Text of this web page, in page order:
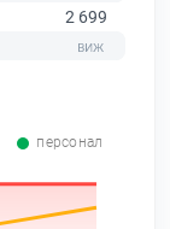
2 699
персонал